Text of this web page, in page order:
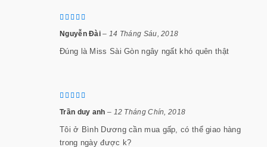
Nguyễn Đài– 14 Tháng Sáu, 2018
Đúng là Miss Sài Gòn ngây ngất khó quên thật
Trần duy anh – 12 Tháng Chín, 2018
Tôi ở Bình Dương cần mua gấp, có thể giao hàng
trong ngày được k?